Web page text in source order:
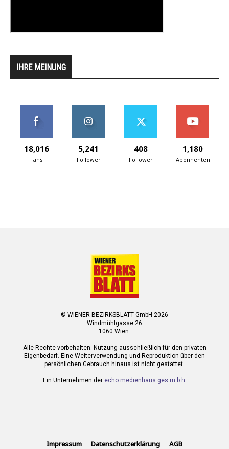
IHRE MEINUNG
18,016
Fans
5,241
Follower
408
Follower
1,180
Abonnenten
© WIENER BEZIRKSBLATT GmbH 2026
Windmühlgasse 26
1060 Wien.
Alle Rechte vorbehalten. Nutzung ausschließlich für den privaten
Eigenbedarf. Eine Weiterverwendung und Reproduktion über den
persönlichen Gebrauch hinaus ist nicht gestattet.
Ein Unternehmen der echo medienhaus ges.m.b.h.
Impressum Datenschutzerklärung AGB